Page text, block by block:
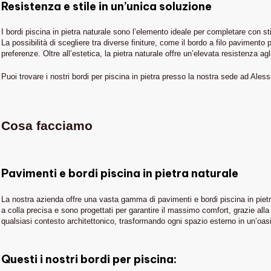
Resistenza e stile in un’unica soluzione
I bordi piscina in pietra naturale sono l’elemento ideale per completare
La possibilità di scegliere tra diverse finiture, come il bordo a filo
preferenze. Oltre all’estetica, la pietra naturale offre un’elevata resistenza
Puoi trovare i nostri bordi per piscina in pietra presso la nostra sede ad
Cosa facciamo
Pavimenti e bordi piscina in pietra naturale
La nostra azienda offre una vasta gamma di pavimenti e bordi piscina in
a colla precisa e sono progettati per garantire il massimo comfort, grazie
qualsiasi contesto architettonico, trasformando ogni spazio esterno in
Questi i nostri bordi per piscina:
THE STONE AGE
Piscine